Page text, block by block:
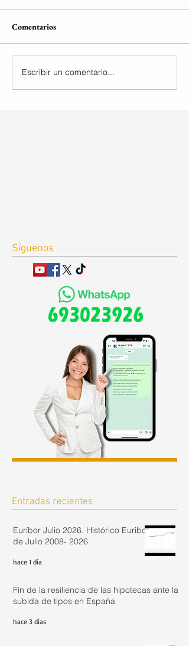
Comentarios
Escribir un comentario...
Síguenos
Entradas recientes
Euríbor Julio 2026. Histórico Euribor
de Julio 2008- 2026
hace 1 día
Fin de la resiliencia de las hipotecas ante la
subida de tipos en España
hace 3 días